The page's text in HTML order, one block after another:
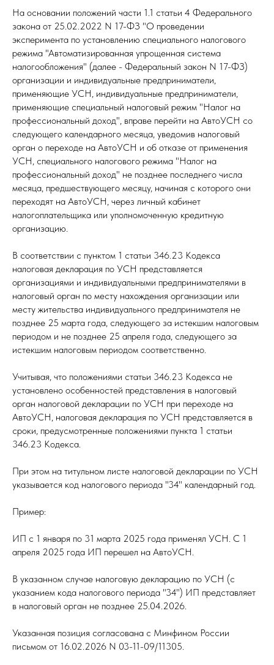
На основании положений части 1.1 статьи 4 Федерального
закона от 25.02.2022 N 17-ФЗ "О проведении
эксперимента по установлению специального налогового
режима "Автоматизированная упрощенная система
налогообложения" (далее - Федеральный закон N 17-ФЗ)
организации и индивидуальные предприниматели,
применяющие УСН, индивидуальные предприниматели,
применяющие специальный налоговый режим "Налог на
профессиональный доход", вправе перейти на АвтоУСН со
следующего календарного месяца, уведомив налоговый
орган о переходе на АвтоУСН и об отказе от применения
УСН, специального налогового режима "Налог на
профессиональный доход" не позднее последнего числа
месяца, предшествующего месяцу, начиная с которого они
переходят на АвтоУСН, через личный кабинет
налогоплательщика или уполномоченную кредитную
организацию.
В соответствии с пунктом 1 статьи 346.23 Кодекса
налоговая декларация по УСН представляется
организациями и индивидуальными предпринимателями в
налоговый орган по месту нахождения организации или
месту жительства индивидуального предпринимателя не
позднее 25 марта года, следующего за истекшим налоговым
периодом и не позднее 25 апреля года, следующего за
истекшим налоговым периодом соответственно.
Учитывая, что положениями статьи 346.23 Кодекса не
установлено особенностей представления в налоговый
орган налоговой декларации по УСН при переходе на
АвтоУСН, налоговая декларация по УСН представляется в
сроки, предусмотренные положениями пункта 1 статьи
346.23 Кодекса.
При этом на титульном листе налоговой декларации по УСН
указывается код налогового периода "34" календарный год.
Пример:
ИП с 1 января по 31 марта 2025 года применял УСН. С 1
апреля 2025 года ИП перешел на АвтоУСН.
В указанном случае налоговую декларацию по УСН (с
указанием кода налогового периода "34") ИП представляет
в налоговый орган не позднее 25.04.2026.
Указанная позиция согласована с Минфином России
письмом от 16.02.2026 N 03-11-09/11305.